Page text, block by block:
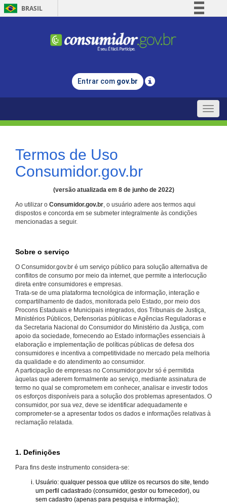
BRASIL
Comunica BR
Legislação
Entrar com gov.br
Toggle
Termos de Uso
Consumidor.gov.br
(versão atualizada em 8 de junho de 2022)
Ao utilizar o Consumidor.gov.br, o usuário adere aos termos aqui
dispostos e concorda em se submeter integralmente às condições
mencionadas a seguir.
Sobre o serviço
O Consumidor.gov.br é um serviço público para solução alternativa de
conflitos de consumo por meio da internet, que permite a interlocução
direta entre consumidores e empresas.
Trata-se de uma plataforma tecnológica de informação, interação e
compartilhamento de dados, monitorada pelo Estado, por meio dos
Procons Estaduais e Municipais integrados, dos Tribunais de Justiça,
Ministérios Públicos, Defensorias públicas e Agências Reguladoras e
da Secretaria Nacional do Consumidor do Ministério da Justiça, com
apoio da sociedade, fornecendo ao Estado informações essenciais à
elaboração e implementação de políticas públicas de defesa dos
consumidores e incentiva a competitividade no mercado pela melhoria
da qualidade e do atendimento ao consumidor.
A participação de empresas no Consumidor.gov.br só é permitida
àquelas que aderem formalmente ao serviço, mediante assinatura de
termo no qual se comprometem em conhecer, analisar e investir todos
os esforços disponíveis para a solução dos problemas apresentados. O
consumidor, por sua vez, deve se identificar adequadamente e
comprometer-se a apresentar todos os dados e informações relativas à
reclamação relatada.
1. Definições
Para fins deste instrumento considera-se:
Usuário: qualquer pessoa que utilize os recursos do site, tendo
um perfil cadastrado (consumidor, gestor ou fornecedor), ou
sem cadastro (apenas para pesquisa e informação);